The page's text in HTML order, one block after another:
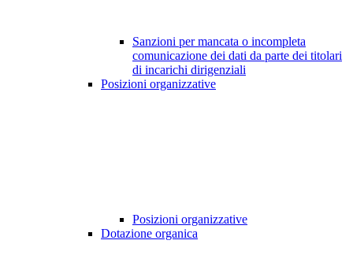
Sanzioni per mancata o incompleta
comunicazione dei dati da parte dei titolari
di incarichi dirigenziali
Posizioni organizzative
Posizioni organizzative
Dotazione organica